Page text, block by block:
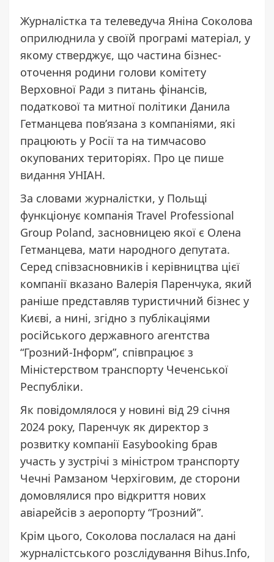
Журналістка та телеведуча Яніна Соколова
оприлюднила у своїй програмі матеріал, у
якому стверджує, що частина бізнес-
оточення родини голови комітету
Верховної Ради з питань фінансів,
податкової та митної політики Данила
Гетманцева пов’язана з компаніями, які
працюють у Росії та на тимчасово
окупованих територіях. Про це пише
видання УНІАН.
За словами журналістки, у Польщі
функціонує компанія Travel Professional
Group Poland, засновницею якої є Олена
Гетманцева, мати народного депутата.
Серед співзасновників і керівництва цієї
компанії вказано Валерія Паренчука, який
раніше представляв туристичний бізнес у
Києві, а нині, згідно з публікаціями
російського державного агентства
“Грозний-Інформ”, співпрацює з
Міністерством транспорту Чеченської
Республіки.
Як повідомлялося у новині від 29 січня
2024 року, Паренчук як директор з
розвитку компанії Easybooking брав
участь у зустрічі з міністром транспорту
Чечні Рамзаном Черхіговим, де сторони
домовлялися про відкриття нових
авіарейсів з аеропорту “Грозний”.
Крім цього, Соколова послалася на дані
журналістського розслідування Bihus.Info,